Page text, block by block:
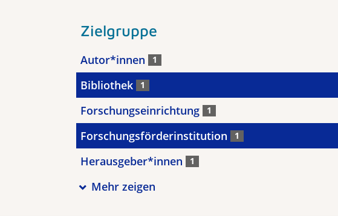
Zielgruppe
Autor*innen 1
Bibliothek 1
Forschungseinrichtung 1
Forschungsförderinstitution 1
Herausgeber*innen 1
Mehr zeigen